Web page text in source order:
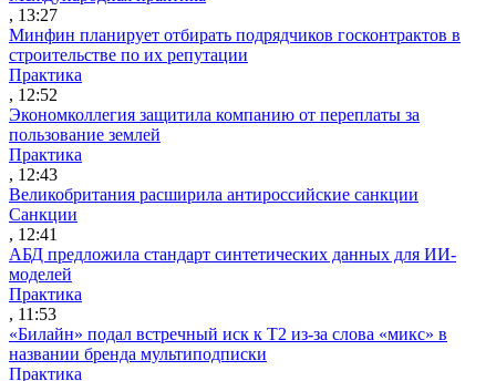
, 13:27
Минфин планирует отбирать подрядчиков госконтрактов в
строительстве по их репутации
Практика
, 12:52
Экономколлегия защитила компанию от переплаты за
пользование землей
Практика
, 12:43
Великобритания расширила антироссийские санкции
Санкции
, 12:41
АБД предложила стандарт синтетических данных для ИИ-
моделей
Практика
, 11:53
«Билайн» подал встречный иск к Т2 из-за слова «микс» в
названии бренда мультиподписки
Практика